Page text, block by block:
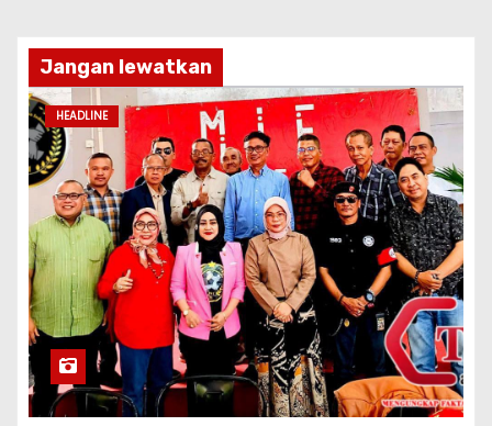
Jangan lewatkan
HEADLINE